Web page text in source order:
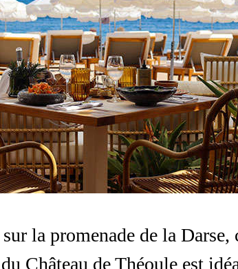
la promenade de la Darse,
Château de Théoule est